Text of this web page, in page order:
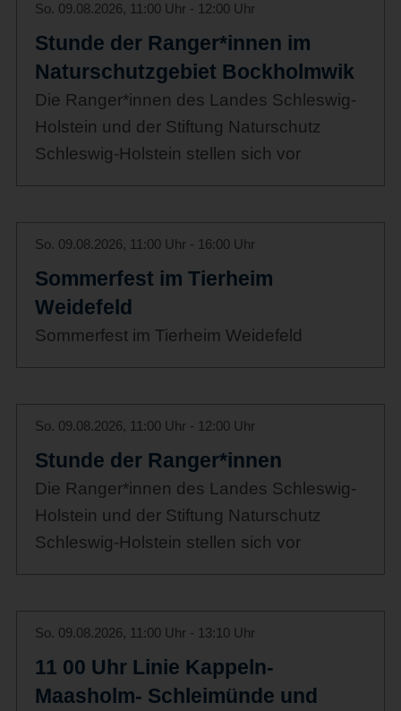
So. 09.08.2026, 11:00 Uhr - 12:00 Uhr
Stunde der Ranger*innen im
Naturschutzgebiet Bockholmwik
Die Ranger*innen des Landes Schleswig-
Holstein und der Stiftung Naturschutz
Schleswig-Holstein stellen sich vor
So. 09.08.2026, 11:00 Uhr - 16:00 Uhr
Sommerfest im Tierheim
Weidefeld
Sommerfest im Tierheim Weidefeld
So. 09.08.2026, 11:00 Uhr - 12:00 Uhr
Stunde der Ranger*innen
Die Ranger*innen des Landes Schleswig-
Holstein und der Stiftung Naturschutz
Schleswig-Holstein stellen sich vor
So. 09.08.2026, 11:00 Uhr - 13:10 Uhr
11 00 Uhr Linie Kappeln-
Maasholm- Schleimünde und